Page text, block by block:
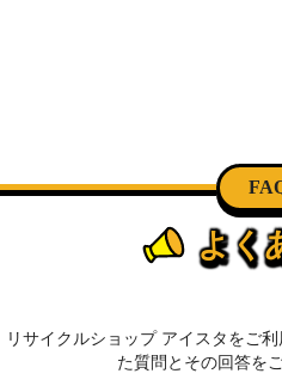
よく
リサイクルショップ アイスタをご
た質問とその回答を